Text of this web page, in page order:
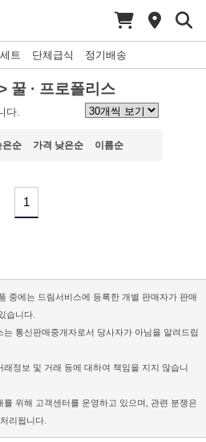
트 단체급식 정기배송
다.
꿀 · 프로폴리스
은순 가격 낮은순 이름순
1
중에는 드림서비스에 등록한 개별 판매자가 판매
습니다.
통신판매중개자로서 당사자가 아님을 알려드립
정보 및 거래 등에 대하여 책임을 지지 않습니
위해 고객센터를 운영하고 있으며, 관련 분쟁은
리됩니다.